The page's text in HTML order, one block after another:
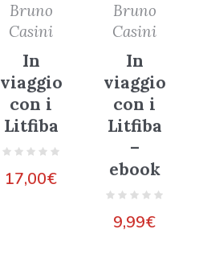
Bruno
Casini
In
viaggio
con i
Litfiba
17,00€
Bruno
Casini
In
viaggio
con i
Litfiba
–
ebook
9,99€